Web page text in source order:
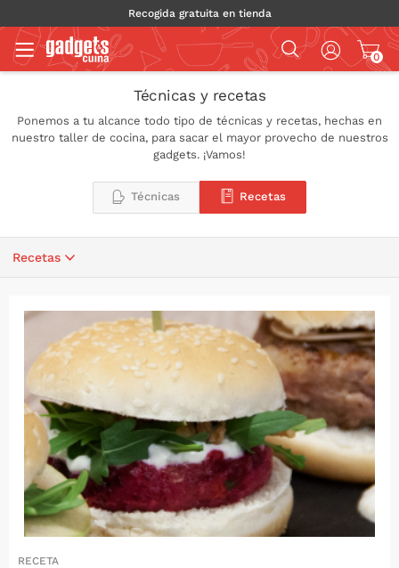
Recogida gratuita en tienda
0
Técnicas y recetas
Ponemos a tu alcance todo tipo de técnicas y recetas, hechas en
nuestro taller de cocina, para sacar el mayor provecho de nuestros
gadgets. ¡Vamos!
Técnicas Recetas
Recetas
RECETA